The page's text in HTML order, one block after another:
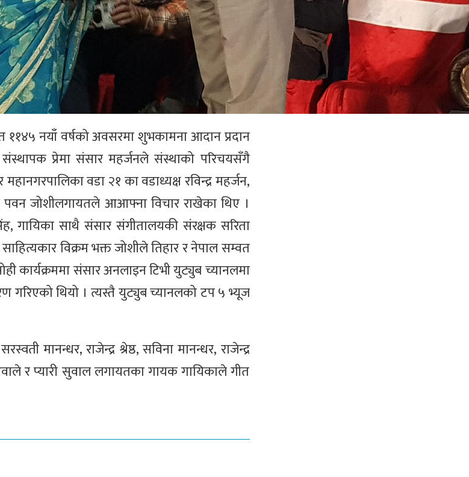
११४५ नयाँ वर्षको अवसरमा शुभकामना आदान प्रदान
प्रेमा संसार महर्जनले संस्थाको परिचयसँगै
वडा २१ का वडाध्यक्ष रविन्द्र महर्जन,
पवन जोशीलगायतले आआफ्ना विचार राखेका थिए ।
गायिका साथै संसार संगीतालयकी संरक्षक सरिता
विक्रम भक्त जोशीले तिहार र नेपाल सम्वत
कार्यक्रममा संसार अनलाइन टिभी युट्युब च्यानलमा
गरिएको थियो । त्यस्तै युट्युब च्यानलको टप ५ भ्यूज
मानन्धर, राजेन्द्र श्रेष्ठ, सविना मानन्धर, राजेन्द्र
र प्यारी सुवाल लगायतका गायक गायिकाले गीत